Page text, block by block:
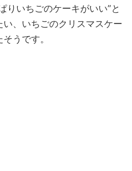
りいちごのケーキがいい”と
、いちごのクリスマスケー
うです。